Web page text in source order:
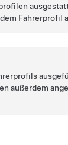
Fahrerprofil
außerdem